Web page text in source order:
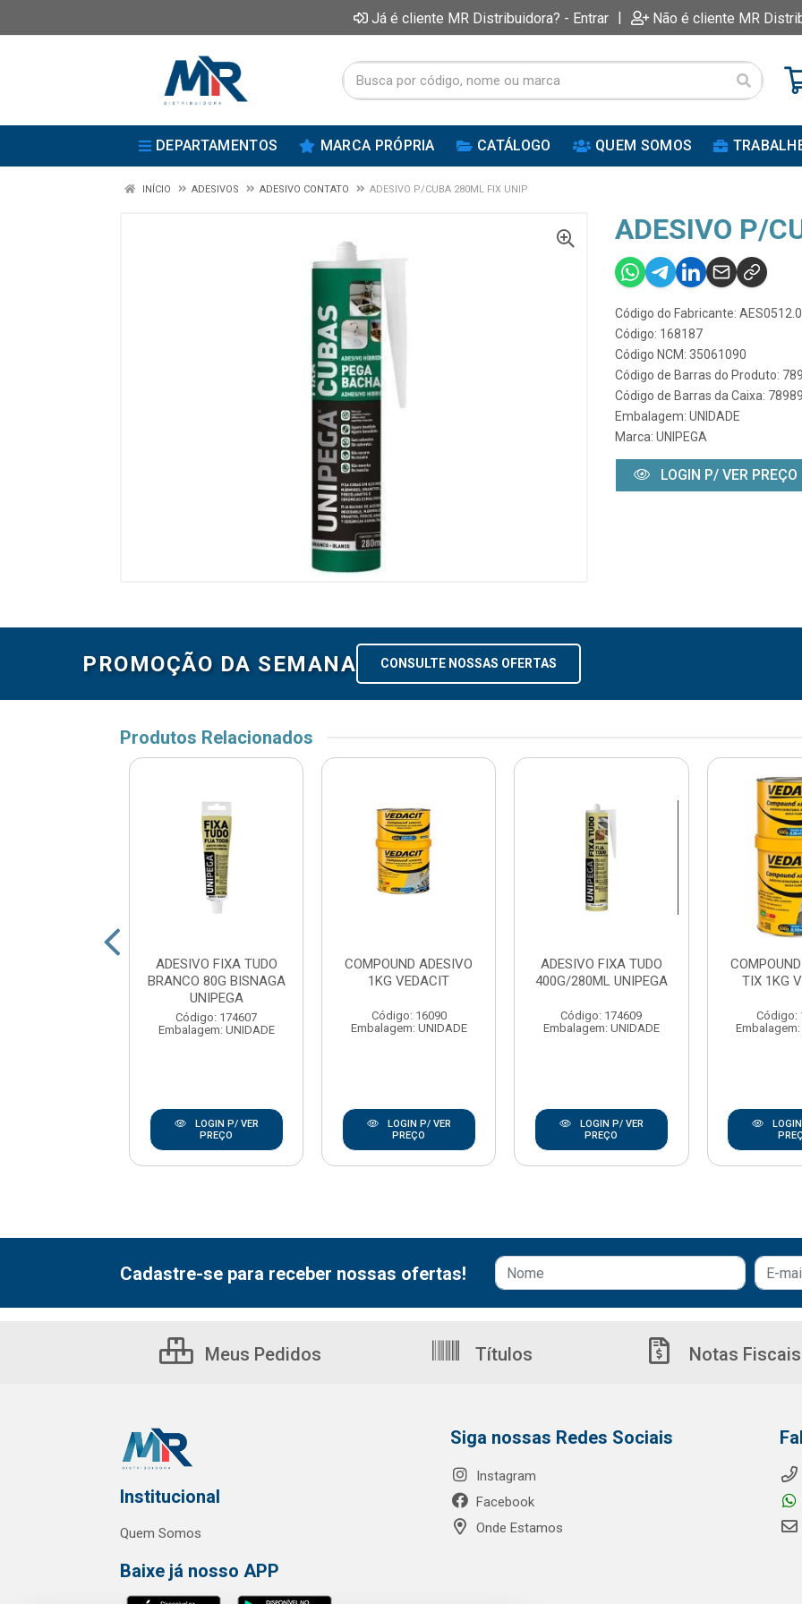
Já é cliente MR Distribuidora? - Entrar | Não é cliente MR
DEPARTAMENTOS MARCA PRÓPRIA CATÁLOGO QUEM SOMOS
INÍCIO ADESIVOS ADESIVO CONTATO ADESIVO P/CUBA 280ML FIX UNIP
ADESIVO P/
Código do Fabricante:
Código: 168187
Código NCM: 35061090
Código de Barras do Produto:
Código de Barras da Caixa:
Embalagem: UNIDADE
Marca: UNIPEGA
LOGIN P/ VER PREÇO
PROMOÇÃO DA SEMANA CONSULTE NOSSAS OFERTAS
Produtos Relacionados
ADESIVO FIXA TUDO
BRANCO 80G BISNAGA
UNIPEGA
Código: 174607
Embalagem: UNIDADE
LOGIN P/ VER
PREÇO
COMPOUND ADESIVO
1KG VEDACIT
Código: 16090
Embalagem: UNIDADE
LOGIN P/ VER
PREÇO
ADESIVO FIXA TUDO
400G/280ML UNIPEGA
Código: 174609
Embalagem: UNIDADE
LOGIN P/ VER
PREÇO
TIX 1KG
Código:
Embalagem:
Cadastre-se para receber nossas ofertas!
Meus Pedidos Títulos Notas Fiscais
Institucional
Quem Somos
Baixe já nosso APP
Siga nossas Redes Sociais
Instagram
Facebook
Onde Estamos